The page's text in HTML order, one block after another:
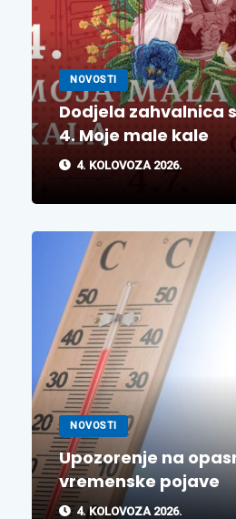
NOVOSTI
Dodjela zahvalnica
4. Moje male kale
4. KOLOVOZA 2026.
NOVOSTI
Upozorenje na
vremenske pojave
4. KOLOVOZA 2026.